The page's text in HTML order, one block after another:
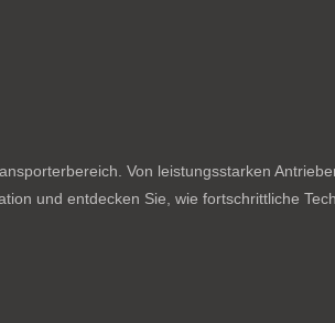
Von leistungsstarken
und entdecken Sie, wie fortschrittliche